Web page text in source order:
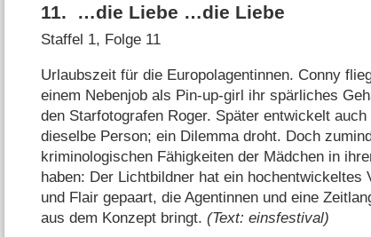
11. …die Liebe …die Liebe
Staffel 1, Folge 11
Urlaubszeit für die Europolagentinnen. Conny
einem Nebenjob als Pin-up-girl ihr spärliches
den Starfotografen Roger. Später entwickelt
dieselbe Person; ein Dilemma droht. Doch
kriminologischen Fähigkeiten der Mädchen in
haben: Der Lichtbildner hat ein hochentwickeltes
und Flair gepaart, die Agentinnen und eine
aus dem Konzept bringt.(Text: einsfestival)